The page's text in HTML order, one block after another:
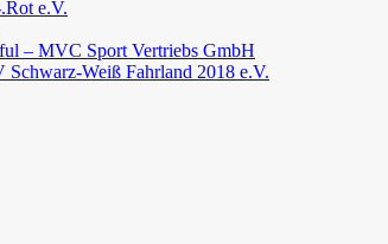
e.V.
– MVC Sport Vertriebs GmbH
Weiß Fahrland 2018 e.V.